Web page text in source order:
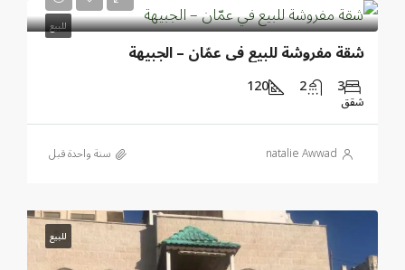
للبيع
شقة مفروشة للبيع في عمّان – الجبيهة
3
2
120
شقق
natalie Awwad ‏سنة واحدة قبل
للبيع